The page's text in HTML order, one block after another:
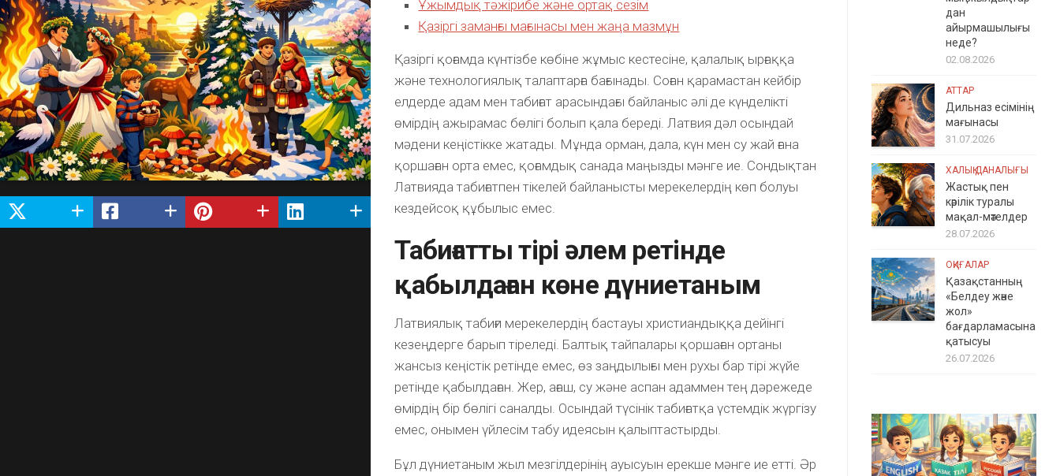
Ұжымдық тәжірибе және ортақ сезім
Қазіргі заманғы мағынасы мен жаңа мазмұн
Қазіргі қоғамда күнтізбе көбіне жұмыс кестесіне, қалалық ырғаққа
және технологиялық талаптарға бағынады. Соған қарамастан кейбір
елдерде адам мен табиғат арасындағы байланыс әлі де күнделікті
өмірдің ажырамас бөлігі болып қала береді. Латвия дәл осындай
мәдени кеңістікке жатады. Мұнда орман, дала, күн мен су жай ғана
қоршаған орта емес, қоғамдық санада маңызды мәнге ие. Сондықтан
Латвияда табиғатпен тікелей байланысты мерекелердің көп болуы
кездейсоқ құбылыс емес.
Табиғатты тірі әлем ретінде
қабылдаған көне дүниетаным
Латвиялық табиғи мерекелердің бастауы христиандыққа дейінгі
кезеңдерге барып тіреледі. Балтық тайпалары қоршаған ортаны
жансыз кеңістік ретінде емес, өз заңдылығы мен рухы бар тірі жүйе
ретінде қабылдаған. Жер, ағаш, су және аспан адаммен тең дәрежеде
өмірдің бір бөлігі саналды. Осындай түсінік табиғатқа үстемдік жүргізу
емес, онымен үйлесім табу идеясын қалыптастырды.
Бұл дүниетаным жыл мезгілдерінің ауысуын ерекше мәнге ие етті. Әр
дан
айырмашылығы
неде?
02.08.2026
АТТАР
Дильназ есімінің
мағынасы
31.07.2026
ХАЛЫҚ ДАНАЛЫҒЫ
Жастық пен
кәрілік туралы
мақал-мәтелдер
28.07.2026
ОҚИҒАЛАР
Қазақстанның
«Белдеу және
жол»
бағдарламасына
қатысуы
26.07.2026